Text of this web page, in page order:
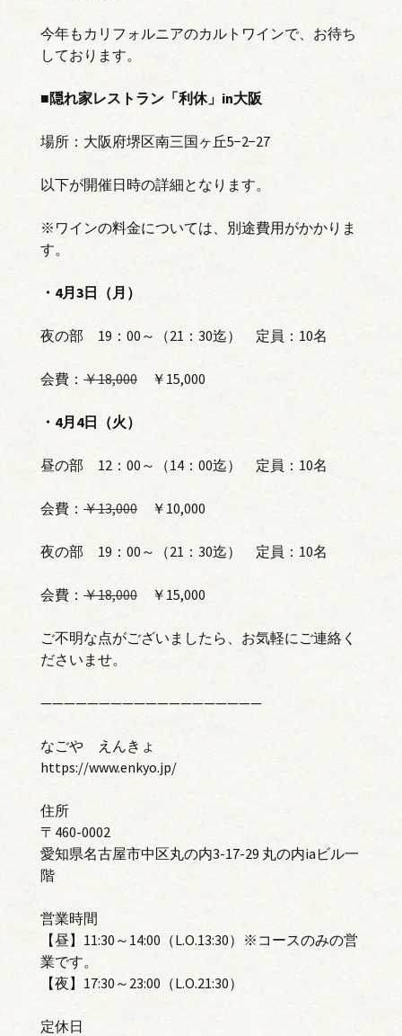
今年もカリフォルニアのカルトワインで、お待ち
しております。
■隠れ家レストラン「利休」in大阪
場所：大阪府堺区南三国ヶ丘5−2−27
以下が開催日時の詳細となります。
※ワインの料金については、別途費用がかかりま
す。
・4月3日（月）
夜の部 19：00～（21：30迄） 定員：10名
会費： ￥18,000 ￥15,000
・4月4日（火）
昼の部 12：00～（14：00迄） 定員：10名
会費： ￥13,000 ￥10,000
夜の部 19：00～（21：30迄） 定員：10名
会費： ￥18,000 ￥15,000
ご不明な点がございましたら、お気軽にご連絡く
ださいませ。
———————————————————
なごや えんきょ
https://www.enkyo.jp/
住所
〒460-0002
愛知県名古屋市中区丸の内3-17-29 丸の内iaビル一
階
営業時間
【昼】11:30～14:00（L.O.13:30）※コースのみの営
業です。
【夜】17:30～23:00（L.O.21:30）
定休日